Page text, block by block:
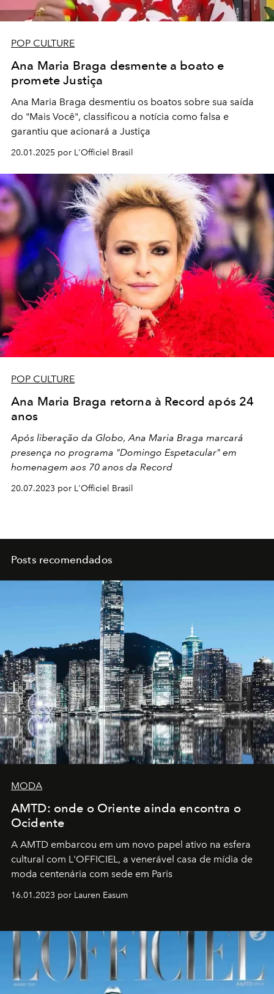
POP CULTURE
Ana Maria Braga desmente a boato e
promete Justiça
Ana Maria Braga desmentiu os boatos sobre sua saída
do "Mais Você", classificou a notícia como falsa e
garantiu que acionará a Justiça
20.01.2025 por L'Officiel Brasil
POP CULTURE
Ana Maria Braga retorna à Record após 24
anos
Após liberação da Globo, Ana Maria Braga marcará
presença no programa "Domingo Espetacular" em
homenagem aos 70 anos da Record
20.07.2023 por L'Officiel Brasil
Posts recomendados
MODA
AMTD: onde o Oriente ainda encontra o
Ocidente
A AMTD embarcou em um novo papel ativo na esfera
cultural com L'OFFICIEL, a venerável casa de mídia de
moda centenária com sede em Paris
16.01.2023 por Lauren Easum